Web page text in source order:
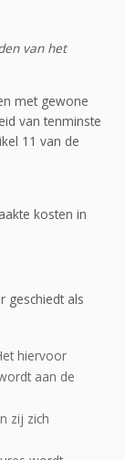
van het
met gewone
van tenminste
11 van de
kosten in
geschiedt als
hiervoor
aan de
zij zich